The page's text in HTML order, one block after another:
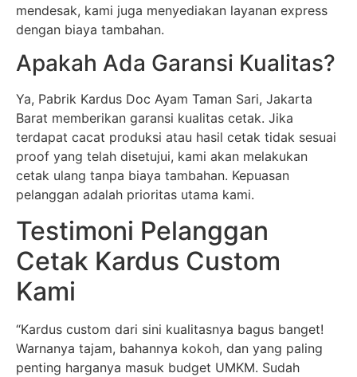
mendesak, kami juga menyediakan layanan express
dengan biaya tambahan.
Apakah Ada Garansi Kualitas?
Ya, Pabrik Kardus Doc Ayam Taman Sari, Jakarta
Barat memberikan garansi kualitas cetak. Jika
terdapat cacat produksi atau hasil cetak tidak sesuai
proof yang telah disetujui, kami akan melakukan
cetak ulang tanpa biaya tambahan. Kepuasan
pelanggan adalah prioritas utama kami.
Testimoni Pelanggan
Cetak Kardus Custom
Kami
“Kardus custom dari sini kualitasnya bagus banget!
Warnanya tajam, bahannya kokoh, dan yang paling
penting harganya masuk budget UMKM. Sudah